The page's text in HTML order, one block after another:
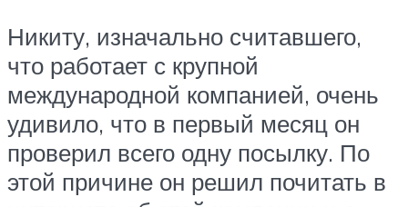
Никиту, изначально считавшего,
что работает с крупной
международной компанией, очень
удивило, что в первый месяц он
проверил всего одну посылку. По
этой причине он решил почитать в